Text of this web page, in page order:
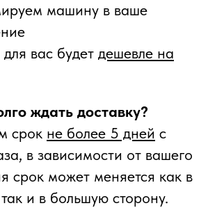
машину в ваше
вас будет дешевле на
ждать доставку?
срок не более 5 дней с
в зависимости от вашего
срок может меняется как в
и в большую сторону.